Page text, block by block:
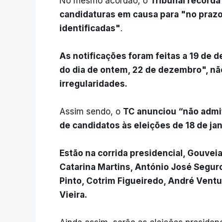
candidaturas em causa para "no
identificadas".
As notificações foram feitas a 19 de
do dia de ontem, 22 de dezembro",
irregularidades.
Assim sendo, o TC anunciou “não
de candidatos às eleições de 18 de
Estão na corrida presidencial,
Catarina Martins, António José
Pinto, Cotrim Figueiredo, André
Vieira.